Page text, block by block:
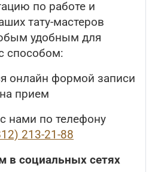
по работе и
тату-мастеров
удобным для
способом:
онлайн формой записи
на прием
нами по телефону
213-21-88
в социальных сетях